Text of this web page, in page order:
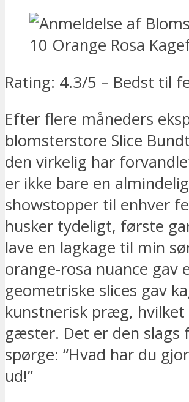
Rating: 4.3/5 – Bedst til
Efter flere måneders
blomsterstore Slice
den virkelig har
er ikke bare en
showstopper til enhver
husker tydeligt, første
lave en lagkage til min
orange-rosa nuance gav
geometriske slices gav
kunstnerisk præg,
gæster. Det er den
spørge: “Hvad har du
ud!”